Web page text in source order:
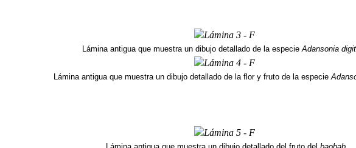
Lámina antigua que muestra un dibujo detallado de la especie Adansonia
Lámina antigua que muestra un dibujo detallado de la flor y fruto de la especie